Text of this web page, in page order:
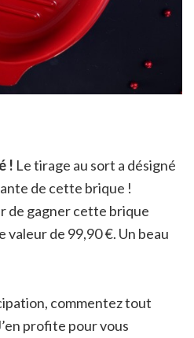
! Le tirage au sort a désigné
de cette brique !
de gagner cette brique
valeur de 99,90 €. Un beau
commentez tout
profite pour vous